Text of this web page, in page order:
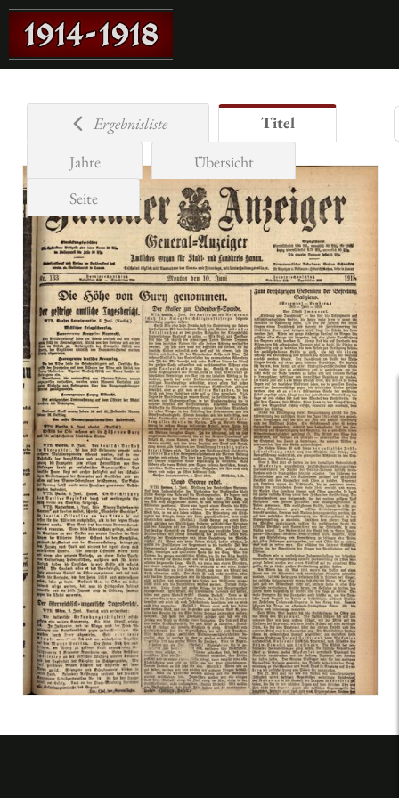
Ergebnisliste
Titel
Jahre
Übersicht
Seite